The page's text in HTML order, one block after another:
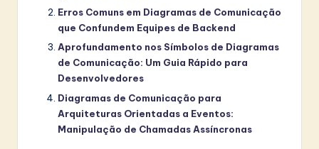
Erros Comuns em Diagramas de Comunicação
que Confundem Equipes de Backend
Aprofundamento nos Símbolos de Diagramas
de Comunicação: Um Guia Rápido para
Desenvolvedores
Diagramas de Comunicação para
Arquiteturas Orientadas a Eventos:
Manipulação de Chamadas Assíncronas